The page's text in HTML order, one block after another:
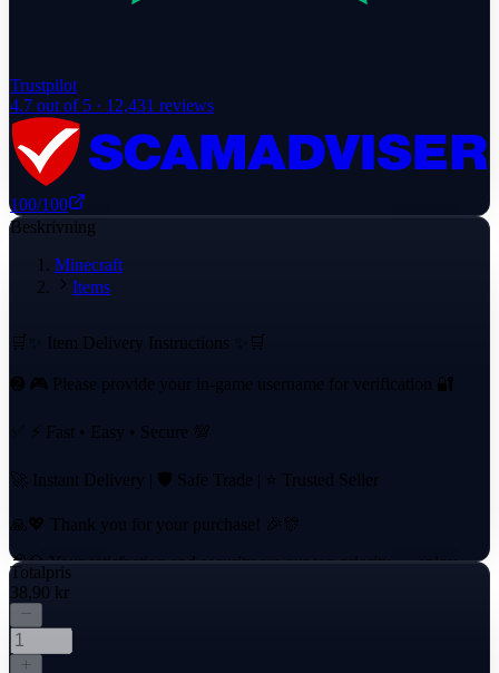
Trustpilot
4.7 out of 5 · 12,431 reviews
100/100
Beskrivning
Minecraft
Items
🛒✨ Item Delivery Instructions ✨🛒
➋ 🎮 Please provide your in-game username for verification 🔐
✅ ⚡ Fast • Easy • Secure 💯
🚀 Instant Delivery | 🛡️ Safe Trade | ⭐ Trusted Seller
🙏💖 Thank you for your purchase! 🎉🎊
🧠💎 Your satisfaction and security are our top priority — enjoy
your item! 😄🎁
Our streamlined process ensures a seamless experience, protecting
your account while delivering your item swiftly and reliably.
Totalpris
38,90 kr